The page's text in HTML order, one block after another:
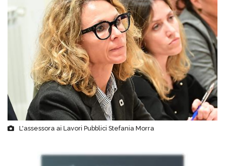
L'assessora ai Lavori Pubblici Stefania Morra